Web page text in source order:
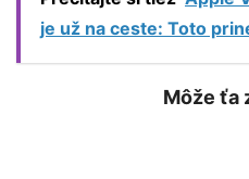
je už na ceste: Toto
Môže ťa